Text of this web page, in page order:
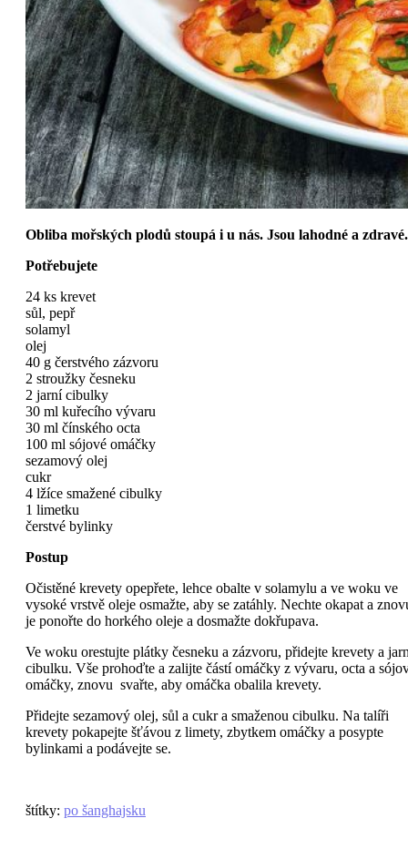
Obliba mořských plodů stoupá i u nás. Jsou lahodné a zdravé.
Potřebujete
24 ks krevet
sůl, pepř
solamyl
olej
40 g čerstvého zázvoru
2 stroužky česneku
2 jarní cibulky
30 ml kuřecího vývaru
30 ml čínského octa
100 ml sójové omáčky
sezamový olej
cukr
4 lžíce smažené cibulky
1 limetku
čerstvé bylinky
Postup
Očistěné krevety opepřete, lehce obalte v solamylu a ve woku ve
vysoké vrstvě oleje osmažte, aby se zatáhly. Nechte okapat a
je ponořte do horkého oleje a dosmažte dokřupava.
Ve woku orestujte plátky česneku a zázvoru, přidejte krevety a
cibulku. Vše prohoďte a zalijte částí omáčky z vývaru, octa a
omáčky, znovu svařte, aby omáčka obalila krevety.
Přidejte sezamový olej, sůl a cukr a smaženou cibulku. Na talíři
krevety pokapejte šťávou z limety, zbytkem omáčky a posypte
bylinkami a podávejte se.
štítky: po šanghajsku